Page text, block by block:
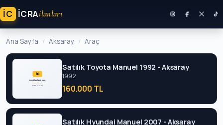
İC ICRAilanları
Ana Sayfa Aksaray Araç
Satılık Toyota Manuel 1992 - Aksaray
1992
160.000 TL
Satılık Hyundai Manuel 2007 - Aksaray